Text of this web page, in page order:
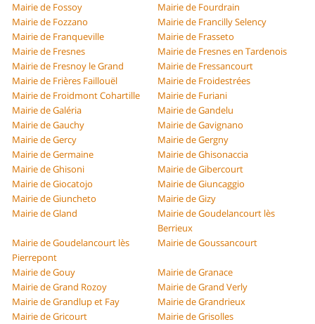
Mairie de Fossoy
Mairie de Fourdrain
Mairie de Fozzano
Mairie de Francilly Selency
Mairie de Franqueville
Mairie de Frasseto
Mairie de Fresnes
Mairie de Fresnes en Tardenois
Mairie de Fresnoy le Grand
Mairie de Fressancourt
Mairie de Frières Faillouël
Mairie de Froidestrées
Mairie de Froidmont Cohartille
Mairie de Furiani
Mairie de Galéria
Mairie de Gandelu
Mairie de Gauchy
Mairie de Gavignano
Mairie de Gercy
Mairie de Gergny
Mairie de Germaine
Mairie de Ghisonaccia
Mairie de Ghisoni
Mairie de Gibercourt
Mairie de Giocatojo
Mairie de Giuncaggio
Mairie de Giuncheto
Mairie de Gizy
Mairie de Gland
Mairie de Goudelancourt lès
Berrieux
Mairie de Goudelancourt lès
Pierrepont
Mairie de Goussancourt
Mairie de Gouy
Mairie de Granace
Mairie de Grand Rozoy
Mairie de Grand Verly
Mairie de Grandlup et Fay
Mairie de Grandrieux
Mairie de Gricourt
Mairie de Grisolles